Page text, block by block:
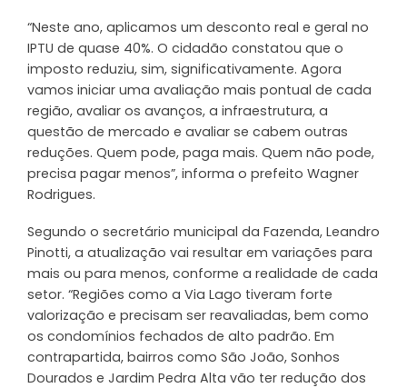
“Neste ano, aplicamos um desconto real e geral no
IPTU de quase 40%. O cidadão constatou que o
imposto reduziu, sim, significativamente. Agora
vamos iniciar uma avaliação mais pontual de cada
região, avaliar os avanços, a infraestrutura, a
questão de mercado e avaliar se cabem outras
reduções. Quem pode, paga mais. Quem não pode,
precisa pagar menos”, informa o prefeito Wagner
Rodrigues.
Segundo o secretário municipal da Fazenda, Leandro
Pinotti, a atualização vai resultar em variações para
mais ou para menos, conforme a realidade de cada
setor. “Regiões como a Via Lago tiveram forte
valorização e precisam ser reavaliadas, bem como
os condomínios fechados de alto padrão. Em
contrapartida, bairros como São João, Sonhos
Dourados e Jardim Pedra Alta vão ter redução dos